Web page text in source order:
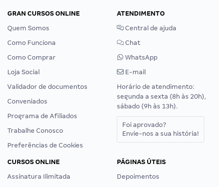
GRAN CURSOS ONLINE
Quem Somos
Como Funciona
Como Comprar
Loja Social
Validador de documentos
Conveniados
Programa de Afiliados
Trabalhe Conosco
Preferências de Cookies
ATENDIMENTO
Central de ajuda
Chat
WhatsApp
E-mail
Horário de atendimento:
segunda a sexta (8h às 20h),
sábado (9h às 13h).
Foi aprovado?
Envie-nos a sua história!
CURSOS ONLINE
Assinatura Ilimitada
PÁGINAS ÚTEIS
Depoimentos